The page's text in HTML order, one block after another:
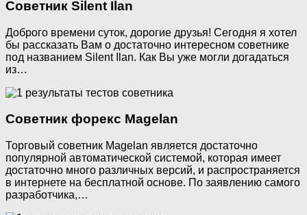
Советник Silent Ilan
Доброго времени суток, дорогие друзья! Сегодня я хотел
бы рассказать Вам о достаточно интересном советнике
под названием Silent Ilan. Как Вы уже могли догадаться
из…
Советник форекс Magelan
Торговый советник Magelan является достаточно
популярной автоматической системой, которая имеет
достаточно много различных версий, и распространяется
в интернете на бесплатной основе. По заявлению самого
разработчика,…